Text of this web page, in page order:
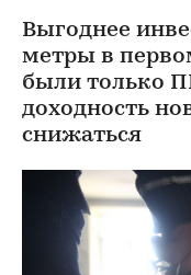
Выгоднее
метры в
были только
доходность
снижаться